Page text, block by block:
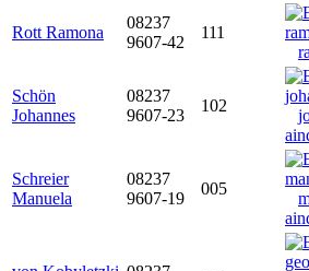
Rott Ramona
08237
9607-42
111
Schön
Johannes
08237
9607-23
102
Schreier
Manuela
08237
9607-19
005